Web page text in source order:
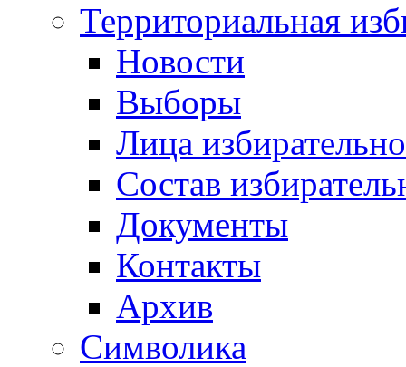
Территориальная
Новости
Выборы
Лица
Состав
Документы
Контакты
Архив
Символика